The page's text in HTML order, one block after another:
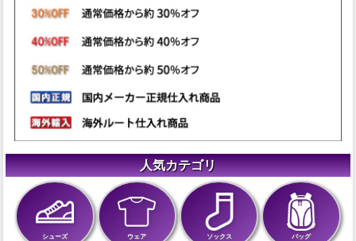
人気カテゴリ
シューズ ウェア ソックス バッグ